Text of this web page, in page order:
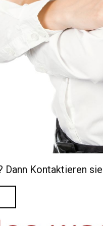
Kontaktieren